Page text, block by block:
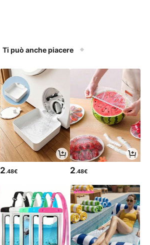
Ti può anche piacere
2.48€ 2.48€